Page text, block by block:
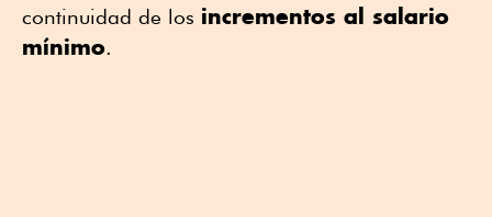
continuidad de los incrementos al salario
mínimo.